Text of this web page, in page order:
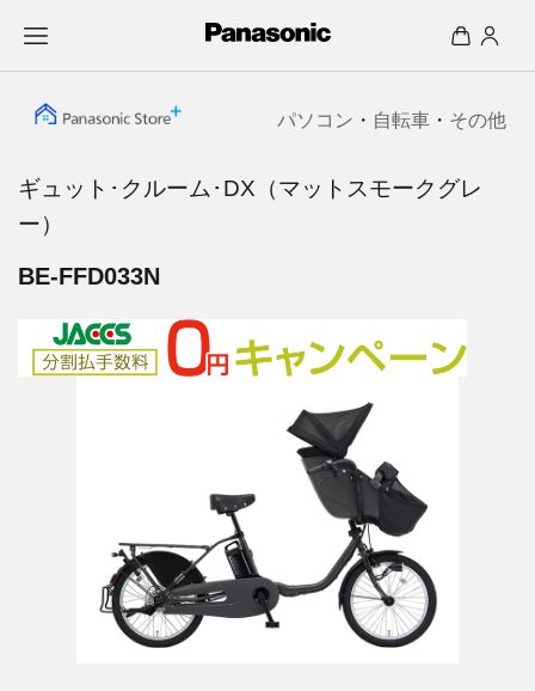
パソコン ・ 自転車 ・ その他
ギュット･クルーム･DX（マットスモークグレ
ー）
BE-FFD033N